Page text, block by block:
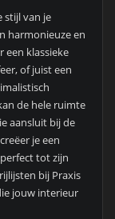
stijl van je
harmonieuze en
een klassieke
of juist een
de hele ruimte
aansluit bij de
je een
tot zijn
bij Praxis
jouw interieur